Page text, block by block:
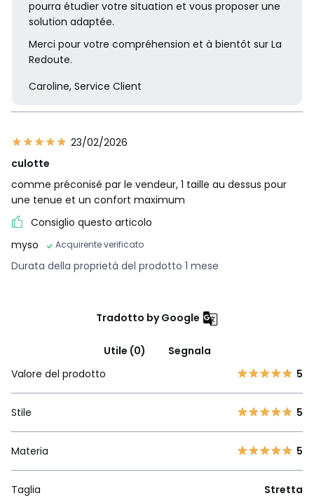
pourra étudier votre situation et vous proposer une
solution adaptée.
Merci pour votre compréhension et à bientôt sur La
Redoute.
Caroline, Service Client
23/02/2026
culotte
comme préconisé par le vendeur, 1 taille au dessus pour
une tenue et un confort maximum
Consiglio questo articolo
myso
Acquirente verificato
Durata della proprietà del prodotto 1 mese
Tradotto by Google
Utile (0)
Segnala
Valore del prodotto
5
Stile 5
Materia 5
Taglia Stretta